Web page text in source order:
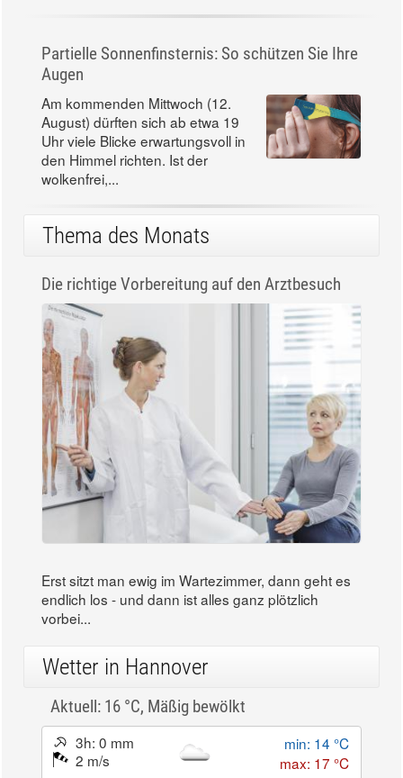
Partielle Sonnenfinsternis: So schützen Sie Ihre
Augen
Am kommenden Mittwoch (12.
August) dürften sich ab etwa 19
Uhr viele Blicke erwartungsvoll in
den Himmel richten. Ist der
wolkenfrei,...
Thema des Monats
Die richtige Vorbereitung auf den Arztbesuch
Erst sitzt man ewig im Wartezimmer, dann geht es
endlich los - und dann ist alles ganz plötzlich
vorbei...
Wetter in Hannover
Aktuell: 16 °C, Mäßig bewölkt
3h: 0 mm
2 m/s
min: 14 °C
max: 17 °C